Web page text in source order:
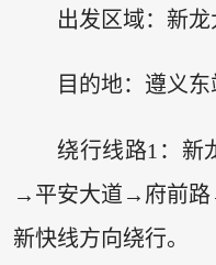
出发区域：新龙
目的地：遵义东
绕行线路1：新
→平安大道→府前
新快线方向绕行。